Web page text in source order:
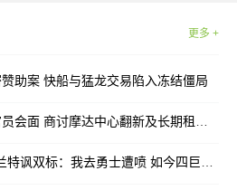
更多 +
助案 快船与猛龙交易陷入冻结僵局
面 商讨摩达中心翻新及长期租约事宜
双标：我去勇士遭喷 如今四巨头却被赞